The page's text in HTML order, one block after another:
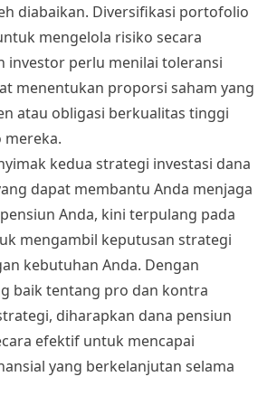
diabaikan. Diversifikasi portofolio
mengelola risiko secara
investor perlu menilai toleransi
menentukan proporsi saham yang
atau obligasi berkualitas tinggi
kedua strategi investasi dana
dapat membantu Anda menjaga
Anda, kini terpulang pada
mengambil keputusan strategi
kebutuhan Anda. Dengan
baik tentang pro dan kontra
diharapkan dana pensiun
efektif untuk mencapai
yang berkelanjutan selama